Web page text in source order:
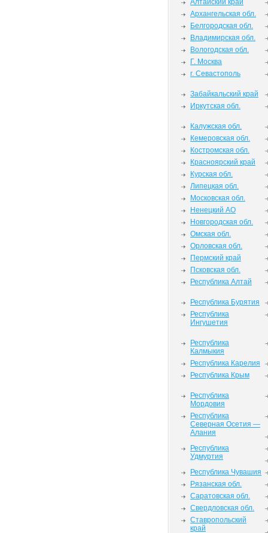
Алтайский край
Архангельская обл.
Белгородская обл.
Владимирская обл.
Вологодская обл.
Г. Москва
г. Севастополь
Забайкальский край
Иркутская обл.
Калужская обл.
Кемеровская обл.
Костромская обл.
Красноярский край
Курская обл.
Липецкая обл.
Московская обл.
Ненецкий АО
Новгородская обл.
Омская обл.
Орловская обл.
Пермский край
Псковская обл.
Республика Алтай
Республика Бурятия
Республика
Ингушетия
Республика
Калмыкия
Республика Карелия
Республика Крым
Республика
Мордовия
Республика
Северная Осетия —
Алания
Республика
Удмуртия
Республика Чувашия
Рязанская обл.
Саратовская обл.
Свердловская обл.
Ставропольский
край